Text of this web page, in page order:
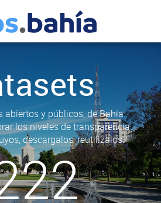
abiertos y públicos, de Bahía
los niveles de transparencia.
descargalos, reutilizalos.